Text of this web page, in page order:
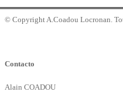
© Copyright A.Coadou Locronan.
Contacto
Alain COADOU